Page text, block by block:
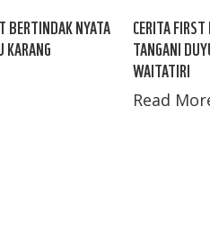
BERTINDAK NYATA
CERITA
TANGANI
WAITATIRI
Read